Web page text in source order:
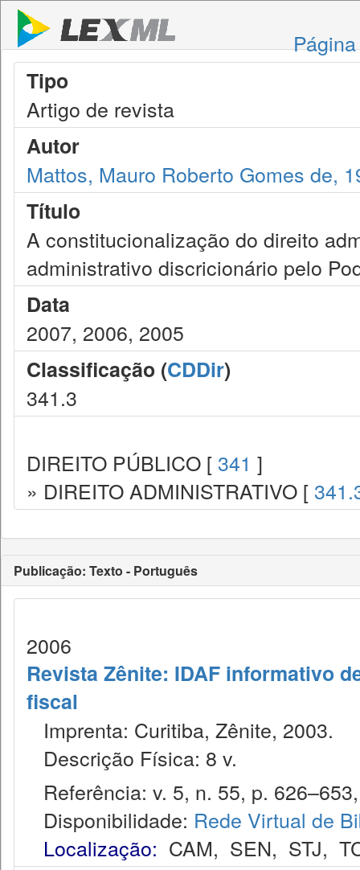
Tipo
Artigo de revista
Autor
Mattos, Mauro Roberto Gomes de,
Título
A constitucionalização do direito
administrativo discricionário pelo
Data
2007, 2006, 2005
Classificação (CDDir)
341.3
DIREITO PÚBLICO [ 341 ]
» DIREITO ADMINISTRATIVO [
Publicação: Texto - Português
2006
Revista Zênite: IDAF informativo
fiscal
Imprenta: Curitiba, Zênite, 2003.
Descrição Física: 8 v.
Referência: v. 5, n. 55, p.
Disponibilidade: Rede Virtual de
Localização: CAM, SEN, STJ,